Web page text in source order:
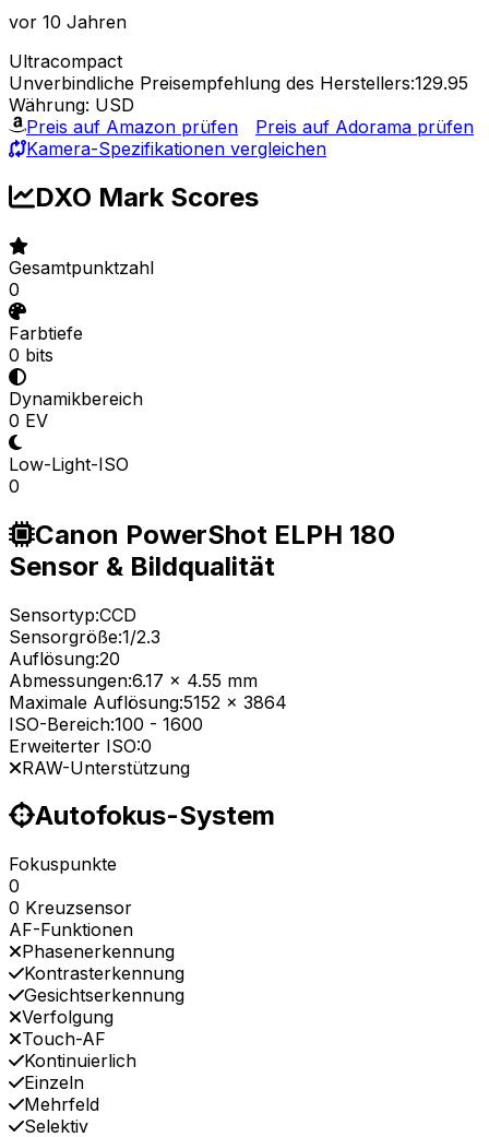
vor 10 Jahren
Ultracompact
Unverbindliche Preisempfehlung des Herstellers:129.95
Währung: USD
Preis auf Amazon prüfen
Preis auf Adorama prüfen
Kamera-Spezifikationen vergleichen
DXO Mark Scores
Gesamtpunktzahl
0
Farbtiefe
0 bits
Dynamikbereich
0 EV
Low-Light-ISO
0
Canon PowerShot ELPH 180
Sensor & Bildqualität
Sensortyp:CCD
Sensorgröße:1/2.3
Auflösung:20
Abmessungen:6.17 x 4.55 mm
Maximale Auflösung:5152 x 3864
ISO-Bereich:100 - 1600
Erweiterter ISO:0
RAW-Unterstützung
Autofokus-System
Fokuspunkte
0
0 Kreuzsensor
AF-Funktionen
Phasenerkennung
Kontrasterkennung
Gesichtserkennung
Verfolgung
Touch-AF
Kontinuierlich
Einzeln
Mehrfeld
Selektiv